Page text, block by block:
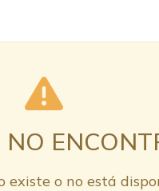
NO
existe o no está